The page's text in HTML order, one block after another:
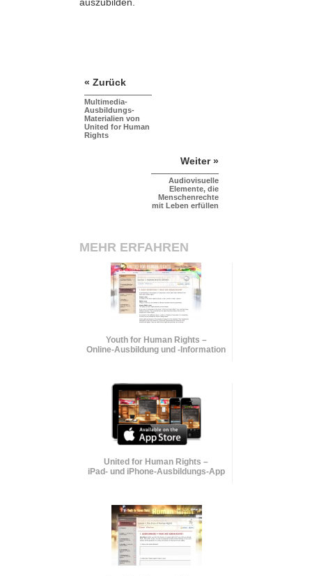
« Zurück
Multimedia-
Ausbildungs-
Materialien von
United for Human
Rights
Weiter »
Audiovisuelle
Elemente, die
Menschenrechte
mit Leben erfüllen
MEHR ERFAHREN
Youth for Human Rights –
Online-Ausbildung und-Information
United for Human Rights –
iPad- und iPhone-Ausbildungs-App